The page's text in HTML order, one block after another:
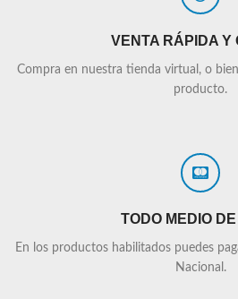
VENTA RÁPIDA Y
Compra en nuestra tienda virtual, o
producto.
TODO MEDIO
En los productos habilitados puedes
Nacional.